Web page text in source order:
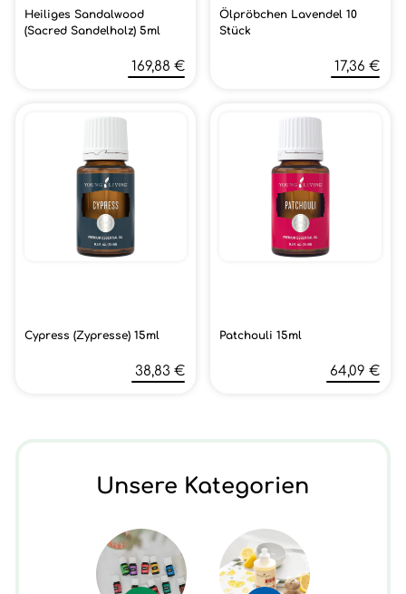
Heiliges Sandalwood
(Sacred Sandelholz) 5ml
169,88 €
Ölpröbchen Lavendel 10
Stück
17,36 €
Cypress (Zypresse) 15ml
38,83 €
Patchouli 15ml
64,09 €
Unsere Kategorien